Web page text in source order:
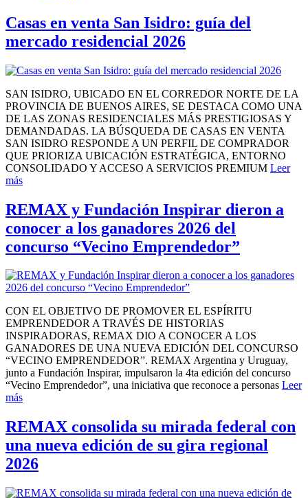
Casas en venta San Isidro: guía del
mercado residencial 2026
SAN ISIDRO, UBICADO EN EL CORREDOR NORTE DE LA
PROVINCIA DE BUENOS AIRES, SE DESTACA COMO UNA
DE LAS ZONAS RESIDENCIALES MÁS PRESTIGIOSAS Y
DEMANDADAS. LA BÚSQUEDA DE CASAS EN VENTA
SAN ISIDRO RESPONDE A UN PERFIL DE COMPRADOR
QUE PRIORIZA UBICACIÓN ESTRATÉGICA, ENTORNO
CONSOLIDADO Y ACCESO A SERVICIOS PREMIUM Leer
más
REMAX y Fundación Inspirar dieron a
conocer a los ganadores 2026 del
concurso “Vecino Emprendedor”
CON EL OBJETIVO DE PROMOVER EL ESPÍRITU
EMPRENDEDOR A TRAVÉS DE HISTORIAS
INSPIRADORAS, REMAX DIO A CONOCER A LOS
GANADORES DE UNA NUEVA EDICIÓN DEL CONCURSO
“VECINO EMPRENDEDOR”. REMAX Argentina y Uruguay,
junto a Fundación Inspirar, impulsaron la 4ta edición del concurso
“Vecino Emprendedor”, una iniciativa que reconoce a personas Leer
más
REMAX consolida su mirada federal con
una nueva edición de su gira regional
2026